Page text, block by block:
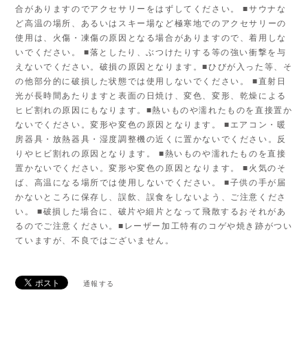
合がありますのでアクセサリーをはずしてください。 ■サウナな
ど高温の場所、あるいはスキー場など極寒地でのアクセサリーの
使用は、火傷・凍傷の原因となる場合がありますので、着用しな
いでください。 ■落としたり、ぶつけたりする等の強い衝撃を与
えないでください。破損の原因となります。■ひびが入った等、そ
の他部分的に破損した状態では使用しないでください。 ■直射日
光が長時間あたりますと表面の日焼け、変色、変形、乾燥による
ヒビ割れの原因にもなります。■熱いものや濡れたものを直接置か
ないでください。変形や変色の原因となります。 ■エアコン・暖
房器具・放熱器具・湿度調整機の近くに置かないでください。反
りやヒビ割れの原因となります。 ■熱いものや濡れたものを直接
置かないでください。変形や変色の原因となります。 ■火気のそ
ば、高温になる場所では使用しないでください。 ■子供の手が届
かないところに保存し、誤飲、誤食をしないよう、ご注意くださ
い。 ■破損した場合に、破片や細片となって飛散するおそれがあ
るのでご注意ください。■レーザー加工特有のコゲや焼き跡がつい
ていますが、不良ではございません。
通報する